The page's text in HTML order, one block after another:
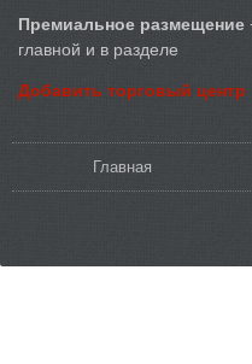
Премиальное размещение
главной и в разделе
Добавить торговый центр
Главная